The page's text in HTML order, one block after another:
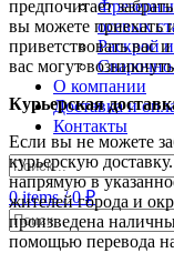
осевых
Раскрой
О компании
Доставка и
Контакты
0items / 0₽
предпочитает
вы можете приехать
приветствовать вас
вас могут
Курьерская
Если вы не можете
курьерскую
напрямую в
жителей города и
произведена
помощью перевода